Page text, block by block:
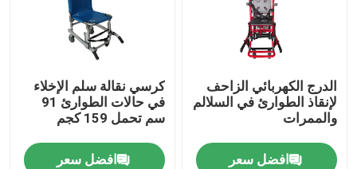
نقالة سيارة إسعاف قابلة للطي
نقالة طبية قابلة للطي
مغرفة قابلة للطي نقالة
الدرج الكهربائي الزاحف
لإنقاذ الطوارئ في السلالم
والممرات
افضل سعر
كرسي نقالة سلم الإخلاء
في حالات الطوارئ 91
سم تحمل 159 كجم
افضل سعر